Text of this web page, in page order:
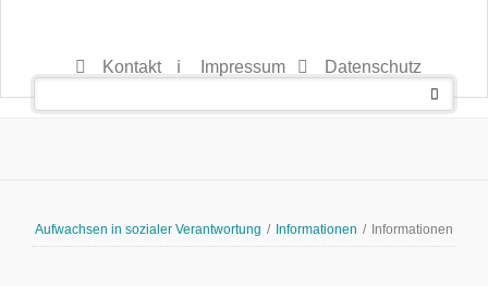
Kontakt Impressum Datenschutz
Aufwachsen in sozialer Verantwortung / Informationen / Informationen